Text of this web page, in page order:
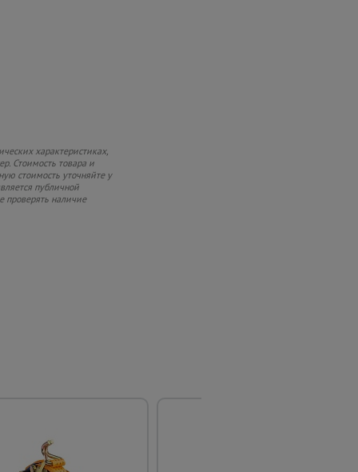
характеристиках,
Стоимость товара и
стоимость уточняйте у
публичной
проверять наличие